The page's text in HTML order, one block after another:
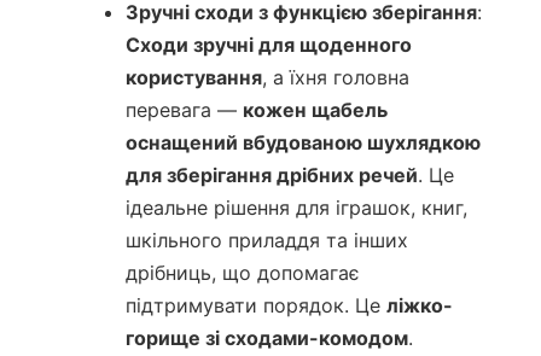
Зручні сходи з функцією зберігання:
Сходи зручні для щоденного
користування, а їхня головна
перевага — кожен щабель
оснащений вбудованою шухлядкою
для зберігання дрібних речей. Це
ідеальне рішення для іграшок, книг,
шкільного приладдя та інших
дрібниць, що допомагає
підтримувати порядок. Це ліжко-
горище зі сходами-комодом.